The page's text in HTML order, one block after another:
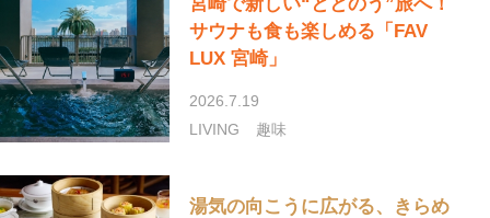
サウナも食も楽しめる「FAV
LUX 宮崎」
2026.7.19
LIVING
趣味
湯気の向こうに広がる、きらめ